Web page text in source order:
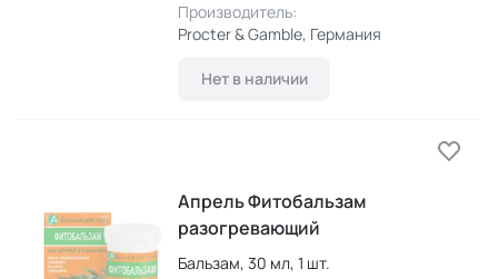
Производитель:
Procter & Gamble, Германия
Нет в наличии
Апрель Фитобальзам
разогревающий
Бальзам, 30 мл, 1 шт.